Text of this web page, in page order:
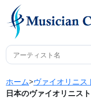
ホーム>ヴァイオリニス
日本のヴァイオリニス